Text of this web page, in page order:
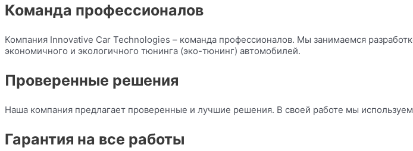
Команда профессионалов
Компания Innovative Car Technologies – команда профессионалов. Мы занимаемся
экономичного и экологичного тюнинга (эко-тюнинг) автомобилей.
Проверенные решения
Наша компания предлагает проверенные и лучшие решения. В своей работе мы
Гарантия на все работы